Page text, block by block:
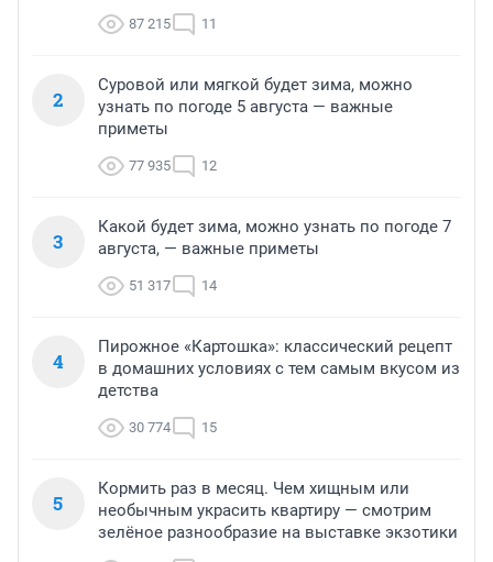
87 215 11
2
Суровой или мягкой будет зима, можно
узнать по погоде 5 августа — важные
приметы
77 935 12
3
Какой будет зима, можно узнать по погоде 7
августа, — важные приметы
51 317 14
4
Пирожное «Картошка»: классический рецепт
в домашних условиях с тем самым вкусом из
детства
30 774 15
5
Кормить раз в месяц. Чем хищным или
необычным украсить квартиру — смотрим
зелёное разнообразие на выставке экзотики